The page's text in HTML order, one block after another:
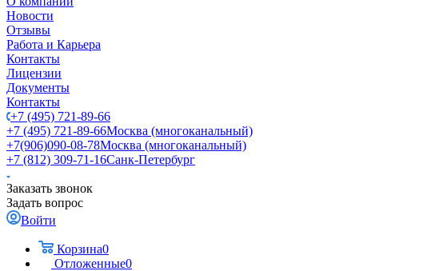
Новости
Отзывы
Работа и Карьера
Контакты
Лицензии
Документы
Контакты
+7 (495) 721-89-66
+7 (495) 721-89-66Москва (многоканальный)
+7(906)090-08-78Москва (многоканальный)
+7 (812) 309-71-16Санк-Петербург
Заказать звонок
Задать вопрос
Войти
Корзина0
Отложенные0